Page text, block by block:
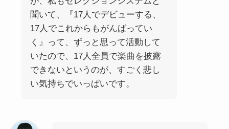
聞いて、『17人でデビューする、
17人でこれからもがんばってい
く』って、ずっと思って活動して
いたので、17人全員で楽曲を披露
できないというのが、すごく悲し
い気持ちでいっぱいです。